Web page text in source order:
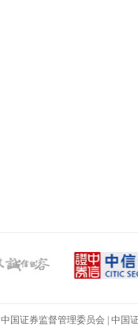
中国证券监督管理委员会| 中国